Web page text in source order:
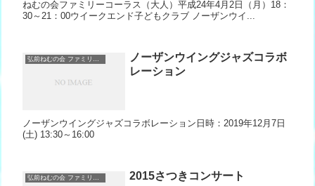
ねむの会ファミリーコーラス（大人）平成24年4月2日（月）18：
30～21：00ウイークエンド子どもクラブ ノーザンウイ...
弘前ねむの会 ファミリーコーラス＆ノーザンウィング
ノーザンウイングジャズコラボ
レーション
ノーザンウイングジャズコラボレーション日時：2019年12月7日
(土) 13:30～16:00
弘前ねむの会 ファミリーコーラス＆ノーザンウィング 2015さつきコンサート